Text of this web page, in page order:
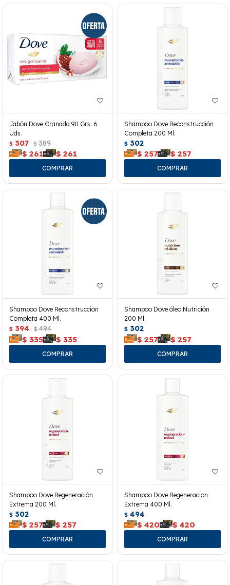
Jabón Dove Granada 90 Grs. 6
Uds.
$ 307 $ 389
$ 261 $ 261
Shampoo Dove Reconstrucción
Completa 200 Ml.
$ 302
$ 257 $ 257
Shampoo Dove Reconstruccion
Completa 400 Ml.
$ 394 $ 494
$ 335 $ 335
Shampoo Dove óleo Nutrición
200 Ml.
$ 302
$ 257 $ 257
Shampoo Dove Regeneración
Extrema 200 Ml.
$ 302
$ 257 $ 257
Shampoo Dove Regeneracion
Extrema 400 Ml.
$ 494
$ 420 $ 420